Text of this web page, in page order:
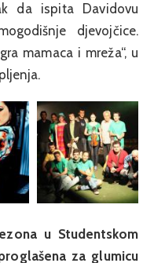
da ispita Davidovu
djevojčice.
mamaca i mreža“, u
u Studentskom
za glumicu